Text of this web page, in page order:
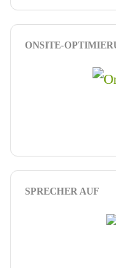
ONSITE-
SPRECHER AUF